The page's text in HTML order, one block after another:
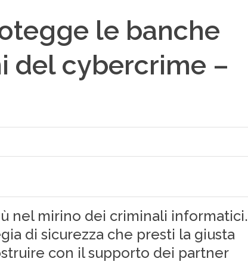
le banche
del cybercrime –
nel mirino dei criminali informatici.
di sicurezza che presti la giusta
con il supporto dei partner